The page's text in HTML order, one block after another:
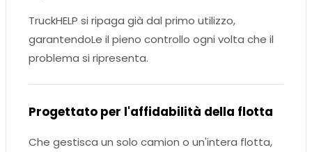
TruckHELP si ripaga già dal primo utilizzo,
garantendoLe il pieno controllo ogni volta che il
problema si ripresenta.
Progettato per l'affidabilità della flotta
Che gestisca un solo camion o un'intera flotta,